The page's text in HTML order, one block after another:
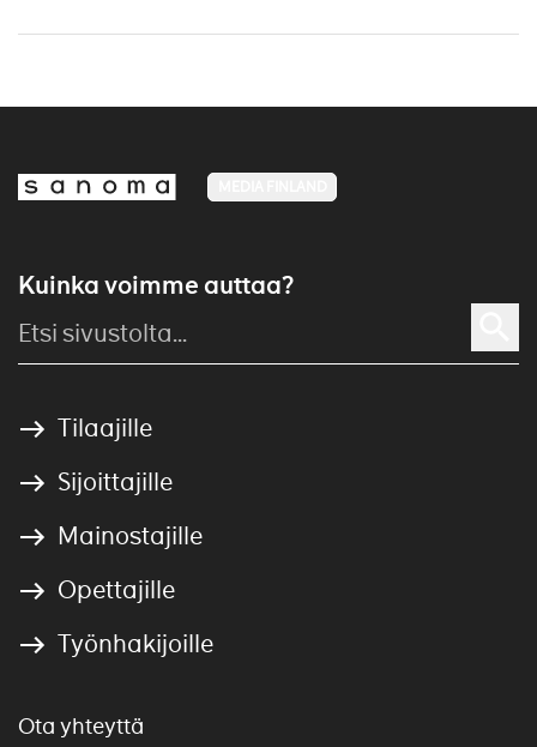
Kuinka voimme auttaa?
Tilaajille
Sijoittajille
Mainostajille
Opettajille
Työnhakijoille
Ota yhteyttä